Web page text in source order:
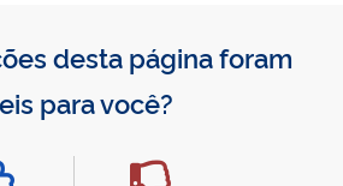
desta página foram
para você?